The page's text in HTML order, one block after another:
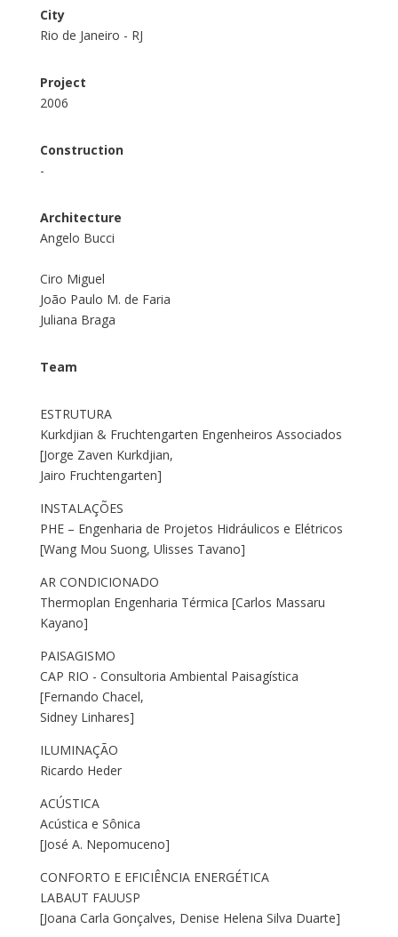
City
Rio de Janeiro - RJ
Project
2006
Construction
-
Architecture
Angelo Bucci
Ciro Miguel
João Paulo M. de Faria
Juliana Braga
Team
ESTRUTURA
Kurkdjian & Fruchtengarten Engenheiros Associados
[Jorge Zaven Kurkdjian,
Jairo Fruchtengarten]
INSTALAÇÕES
PHE – Engenharia de Projetos Hidráulicos e Elétricos
[Wang Mou Suong, Ulisses Tavano]
AR CONDICIONADO
Thermoplan Engenharia Térmica [Carlos Massaru
Kayano]
PAISAGISMO
CAP RIO - Consultoria Ambiental Paisagística
[Fernando Chacel,
Sidney Linhares]
ILUMINAÇÃO
Ricardo Heder
ACÚSTICA
Acústica e Sônica
[José A. Nepomuceno]
CONFORTO E EFICIÊNCIA ENERGÉTICA
LABAUT FAUUSP
[Joana Carla Gonçalves, Denise Helena Silva Duarte]